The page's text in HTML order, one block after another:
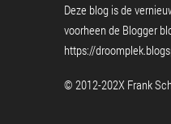
Deze blog is de
voorheen de Blogger
https://
© 2012-202X Frank